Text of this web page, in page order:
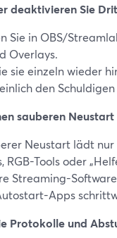
deaktivieren Sie
Sie in OBS/
Overlays.
sie einzeln wieder
den
sauberen
Neustart lädt
RGB-Tools oder
Streaming-
Apps
Protokolle und